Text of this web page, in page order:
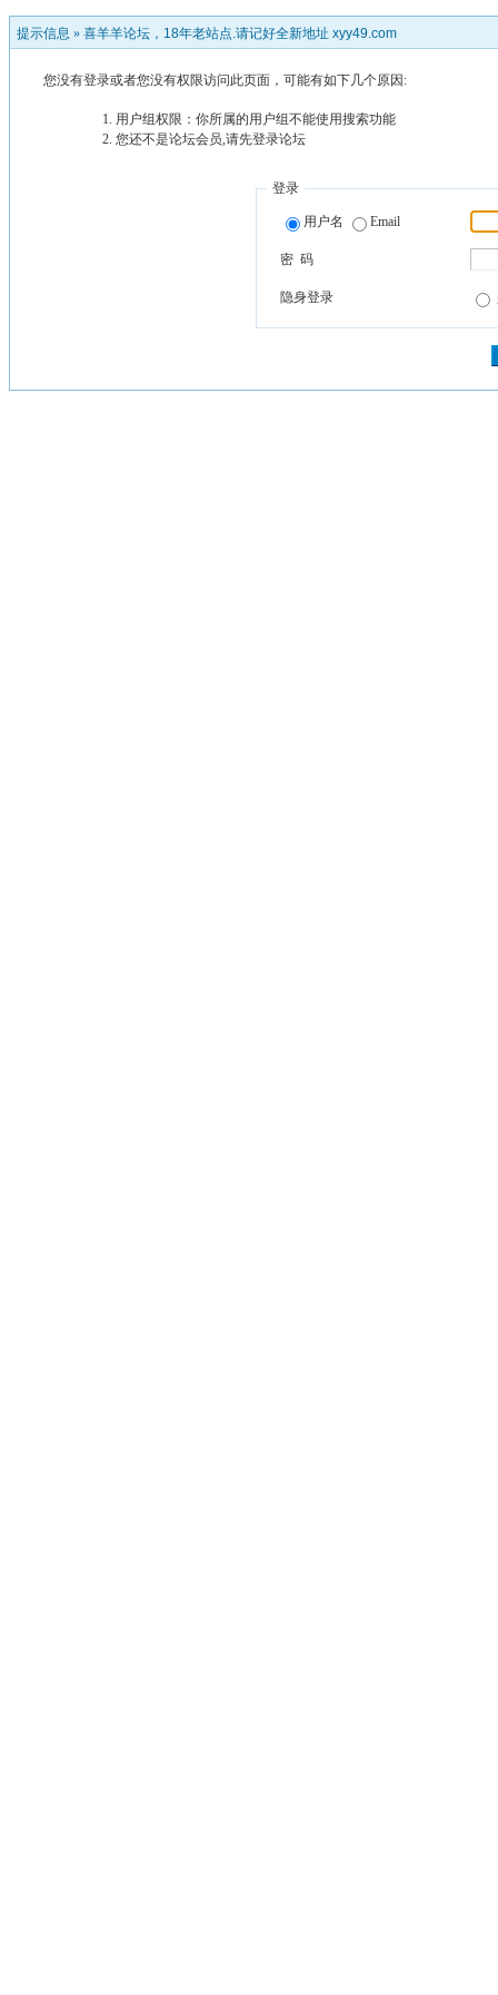
提示信息 » 喜羊羊论坛，18年老站点.请记好全新地址 xyy49.com
您没有登录或者您没有权限访问此页面，可能有如下几个原因:
用户组权限：你所属的用户组不能使用搜索功能
您还不是论坛会员,请先登录论坛
登录
用户名 Email
密 码
隐身登录